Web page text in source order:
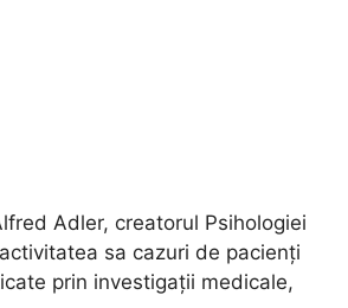
Adler, creatorul Psihologiei
sa cazuri de pacienţi
prin investigaţii medicale,